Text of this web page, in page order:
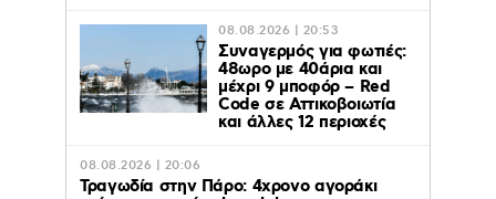
08.08.2026 | 20:53
Συναγερμός για φωτιές:
48ωρο με 40άρια και
μέχρι 9 μποφόρ – Red
Code σε Αττικοβοιωτία
και άλλες 12 περιοχές
08.08.2026 | 20:06
Τραγωδία στην Πάρο: 4χρονο αγοράκι